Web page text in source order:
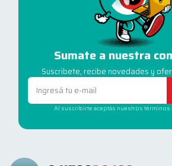
Sumate a nuestra
Suscribete, recibe novedades y
Al suscribirte aceptás nuestros